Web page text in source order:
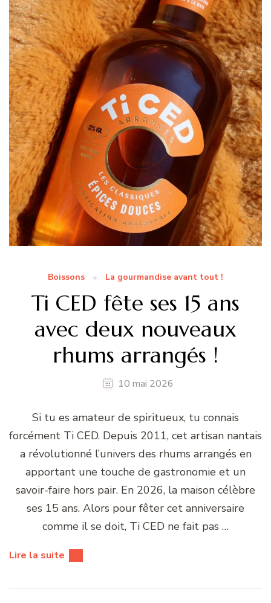
Boissons La gourmandise avant tout !
Ti CED fête ses 15 ans
avec deux nouveaux
rhums arrangés !
10 mai 2026
Si tu es amateur de spiritueux, tu connais
forcément Ti CED. Depuis 2011, cet artisan nantais
a révolutionné l’univers des rhums arrangés en
apportant une touche de gastronomie et un
savoir-faire hors pair. En 2026, la maison célèbre
ses 15 ans. Alors pour fêter cet anniversaire
comme il se doit, Ti CED ne fait pas …
Lire la suite